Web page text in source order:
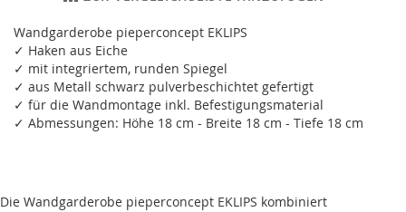
Wandgarderobe pieperconcept EKLIPS
✓ Haken aus Eiche
✓ mit integriertem, runden Spiegel
✓ aus Metall schwarz pulverbeschichtet gefertigt
✓ für die Wandmontage inkl. Befestigungsmaterial
✓ Abmessungen: Höhe 18 cm - Breite 18 cm - Tiefe 18 cm
Die Wandgarderobe pieperconcept EKLIPS kombiniert